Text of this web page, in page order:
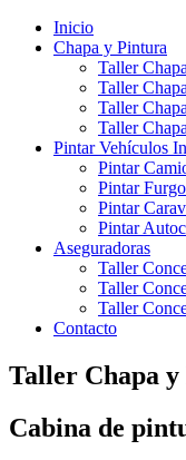
Inicio
Chapa y Pintura
Taller
Taller
Taller
Taller
Pintar Vehículos
Pintar
Pintar
Pintar
Pintar
Aseguradoras
Taller
Taller
Taller
Contacto
Taller Chapa
Cabina de